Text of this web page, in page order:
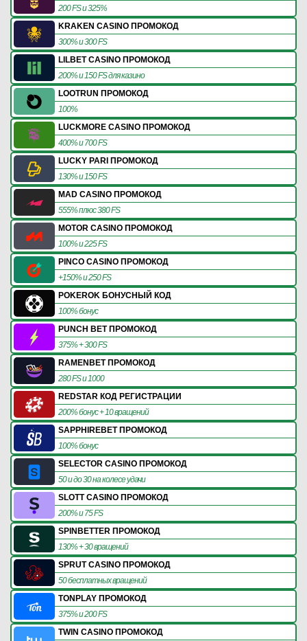
200 FS и 325%
KRAKEN CASINO ПРОМОКОД
300% и 300 FS
LILBET CASINO ПРОМОКОД
200% и 150 FS для казино
LOOTRUN ПРОМОКОД
100%
LUCKMORE CASINO ПРОМОКОД
400% и 700 FS
LUCKY PARI ПРОМОКОД
130% и 150 FS
MAD CASINO ПРОМОКОД
555% плюс 380 FS
MOTOR CASINO ПРОМОКОД
100% и 225 FS
PINCO CASINO ПРОМОКОД
+150% и 250 FS
POKEROK БОНУСНЫЙ КОД
100% бонус
PUNCH BET ПРОМОКОД
375% + 300 FS
RAMENBET ПРОМОКОД
280 FS и 1000
REDSTAR КОД РЕГИСТРАЦИИ
200% бонус + 10 вращений
SAPPHIREBET ПРОМОКОД
100% бонус
SELECTOR CASINO ПРОМОКОД
50 и до 30 на колесе удачи
SLOTT CASINO ПРОМОКОД
200% и 75 FS
SPINBETTER ПРОМОКОД
130% + 30 вращений
SPRUT CASINO ПРОМОКОД
50 бесплатных вращений
TONPLAY ПРОМОКОД
375% и 200 FS
TWIN CASINO ПРОМОКОД